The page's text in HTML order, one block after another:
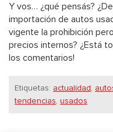
Y vos… ¿qué pensás?
importación de autos
vigente la prohibición
precios internos? ¿Está
los comentarios!
Etiquetas: actualidad,
tendencias, usados